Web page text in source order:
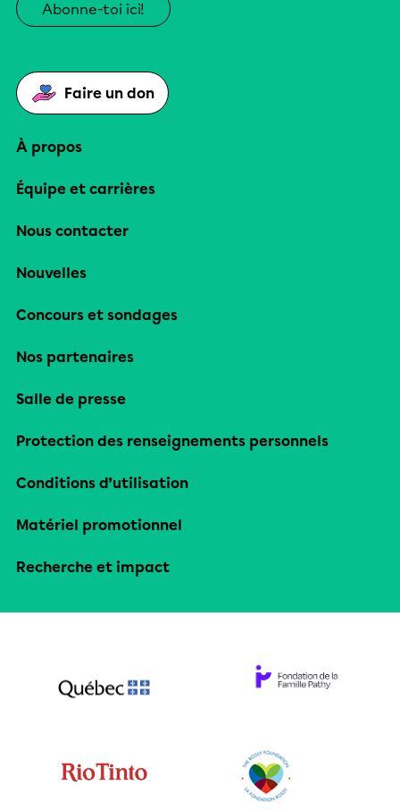
Abonne-toi ici!
Faire un don
À propos
Équipe et carrières
Nous contacter
Nouvelles
Concours et sondages
Nos partenaires
Salle de presse
Protection des renseignements personnels
Conditions d’utilisation
Matériel promotionnel
Recherche et impact